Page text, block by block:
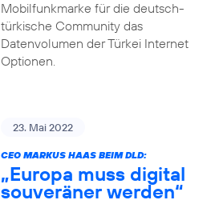
Mobilfunkmarke für die deutsch-
türkische Community das
Datenvolumen der Türkei Internet
Optionen.
23. Mai 2022
CEO MARKUS HAAS BEIM DLD:
„Europa muss digital
souveräner werden“